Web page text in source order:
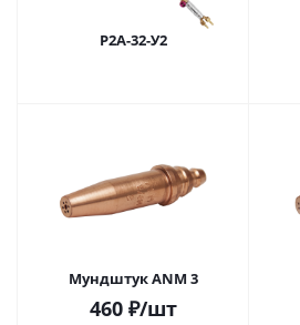
Р2А-32-У2
Мундштук ANM 3
460₽/шт